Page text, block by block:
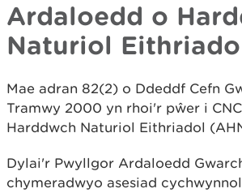
Ardaloedd o
Naturiol
Mae adran 82(2) o Ddeddf Cefn
Tramwy 2000 yn rhoi'r pŵer i
Harddwch Naturiol Eithriadol
Dylai'r Pwyllgor Ardaloedd
chymeradwyo asesiad